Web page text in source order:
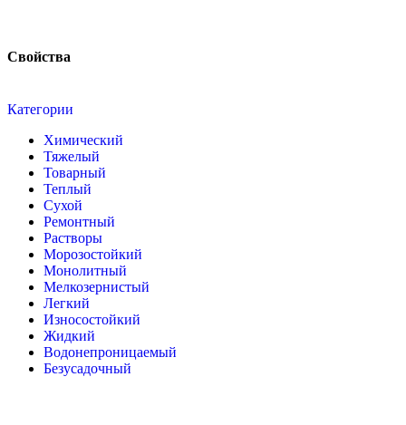
Свойства
Категории
Химический
Тяжелый
Товарный
Теплый
Сухой
Ремонтный
Растворы
Морозостойкий
Монолитный
Мелкозернистый
Легкий
Износостойкий
Жидкий
Водонепроницаемый
Безусадочный